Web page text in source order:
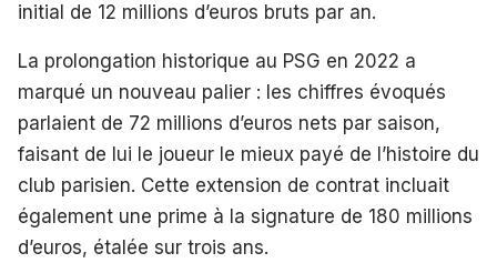
initial de 12 millions d’euros bruts par an.
La prolongation historique au PSG en 2022 a
marqué un nouveau palier : les chiffres évoqués
parlaient de 72 millions d’euros nets par saison,
faisant de lui le joueur le mieux payé de l’histoire du
club parisien. Cette extension de contrat incluait
également une prime à la signature de 180 millions
d’euros, étalée sur trois ans.